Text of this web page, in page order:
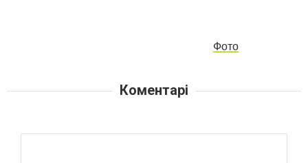
Фото
Коментарі